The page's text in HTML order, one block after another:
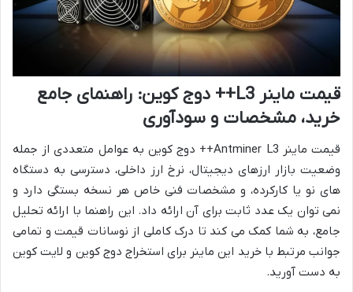
قیمت ماینر L3++ دوج کوین: راهنمای جامع
خرید، مشخصات و سودآوری
قیمت ماینر Antminer L3++ دوج کوین به عوامل متعددی از جمله
وضعیت بازار ارزهای دیجیتال، نرخ ارز داخلی، دسترسی به دستگاه
های نو یا کارکرده، و مشخصات فنی خاص هر نسخه بستگی دارد و
نمی توان یک عدد ثابت برای آن ارائه داد. این راهنما با ارائه تحلیل
جامع، به شما کمک می کند تا درک کاملی از نوسانات قیمت و تمامی
جوانب مرتبط با خرید این ماینر برای استخراج دوج کوین و لایت کوین
به دست آورید.